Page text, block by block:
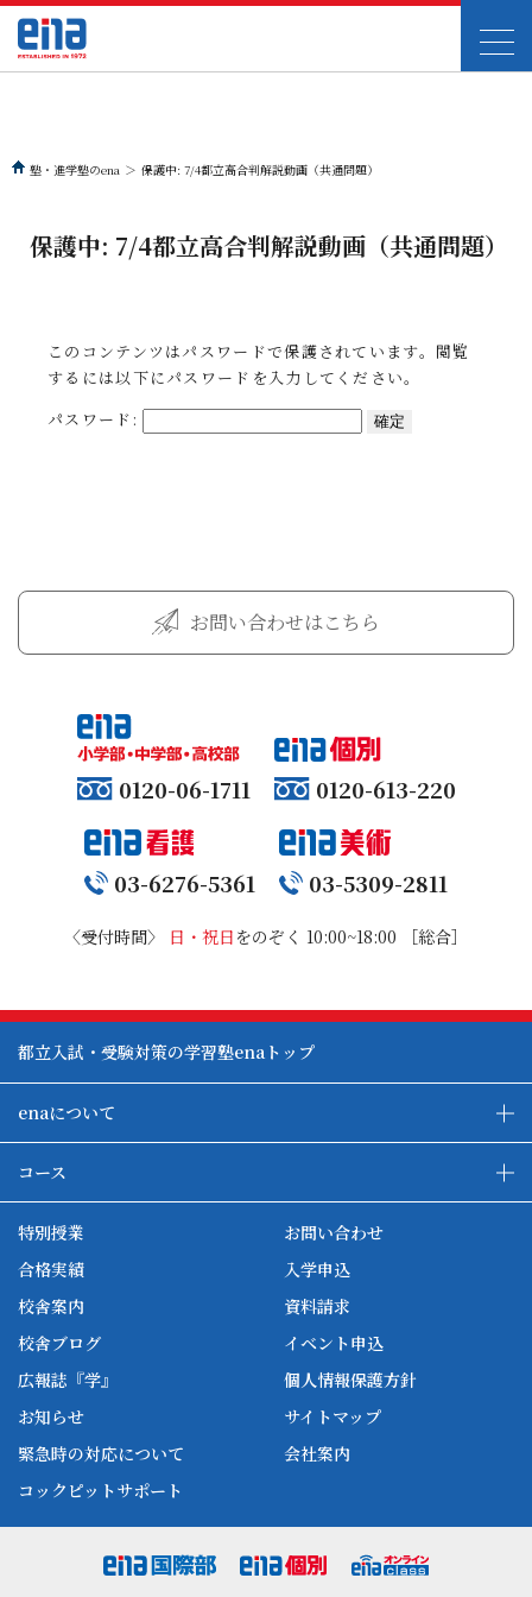
塾・進学塾のena ＞ 保護中: 7/4都立高合判解説動画（共通問題）
保護中: 7/4都立高合判解説動画（共通問題）
このコンテンツはパスワードで保護されています。閲覧
するには以下にパスワードを入力してください。
パスワード:
お問い合わせはこちら
0120-06-1711 0120-613-220
03-6276-5361 03-5309-2811
〈受付時間〉 日・祝日 をのぞく 10:00~18:00 ［総合］
都立入試・受験対策の学習塾enaトップ
enaについて
ena本部について
ena国立タワー竣工
ena-base
新開校
コース
特別授業
合格実績
校舎案内
校舎ブログ
広報誌『学』
お知らせ
緊急時の対応について
コックピットサポート
お問い合わせ
入学申込
資料請求
イベント申込
個人情報保護方針
サイトマップ
会社案内